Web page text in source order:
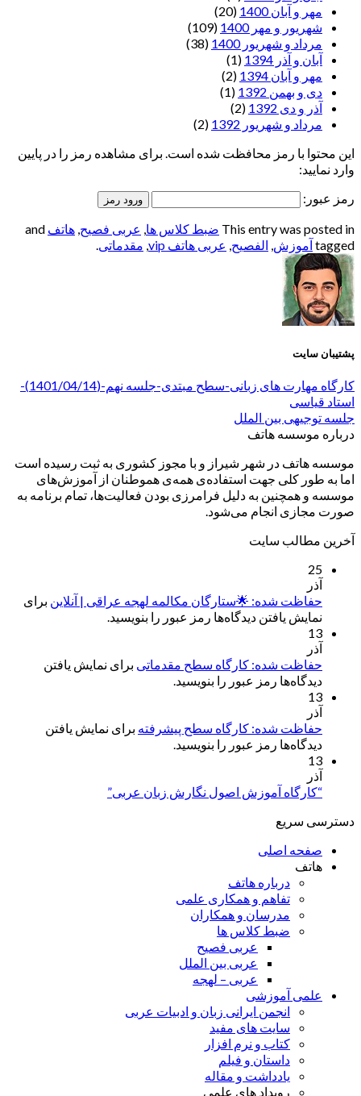
مهر و آبان 1400
(20)
شهریور و مهر 1400
(109)
مرداد و شهریور 1400
(38)
آبان و آذر 1394
(1)
مهر و آبان 1394
(2)
دی و بهمن 1392
(1)
آذر و دی 1392
(2)
مرداد و شهریور 1392
(2)
این محتوا با رمز محافظت شده است. برای مشاهده رمز را در پایین
وارد نمایید:
رمز عبور:
This entry was posted in ضبط کلاس ها, عربی فصیح, هاتف and
tagged آموزش, الفصيح, عربی هاتف vip , مقدماتی.
پشتیبان سایت
کارگاه مهارت های زبانی-سطح مبتدی-جلسه نهم-(1401/04/14)-
استاد قیاسی
جلسه توجیهی بین الملل
درباره موسسه هاتف
موسسه هاتف در شهر شیراز و با مجوز کشوری به ثبت رسیده است
اما به طور کلی جهت استفاده‌ی همه‌ی هموطنان از آموزش‌های
موسسه و همچنین به دلیل فرامرزی بودن فعالیت‌ها، تمام برنامه به
صورت مجازی انجام می‌شود.
آخرین مطالب سایت
25
آذر
حفاظت شده: 🌟ستارگان مکالمه لهجه عراقی | آنلاین برای
نمایش یافتن دیدگاه‌ها رمز عبور را بنویسید.
13
آذر
حفاظت شده: کارگاه سطح مقدماتی برای نمایش یافتن
دیدگاه‌ها رمز عبور را بنویسید.
13
آذر
حفاظت شده: کارگاه سطح پیشرفته برای نمایش یافتن
دیدگاه‌ها رمز عبور را بنویسید.
13
آذر
“کارگاه آموزش اصول نگارش زبان عربی”
دسترسی سریع
صفحه اصلی
هاتف
درباره هاتف
تفاهم و همکاری علمی
مدرسان و همکاران
ضبط کلاس ها
عربی فصیح
عربی بین الملل
عربی – لهجه
علمی آموزشی
انجمن ایرانی زبان و ادبیات عربی
سایت های مفید
کتاب و نرم افزار
داستان و فیلم
یادداشت و مقاله
رویداد های علمی